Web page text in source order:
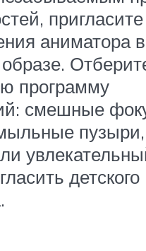
аниматора
программу
смешные
пузыри,
детского